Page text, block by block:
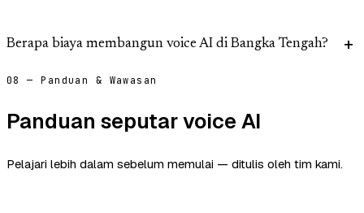
Berapa biaya membangun voice AI di Bangka Tengah?
08 — Panduan & Wawasan
Panduan seputar voice AI
Pelajari lebih dalam sebelum memulai — ditulis oleh tim kami.